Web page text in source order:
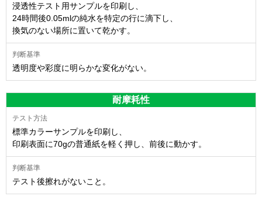
浸透性テスト用サンプルを印刷し、
24時間後0.05mlの純水を特定の行に滴下し、
換気のない場所に置いて乾かす。
透明度や彩度に明らかな変化がない。
耐摩耗性
標準カラーサンプルを印刷し、
印刷表面に70gの普通紙を軽く押し、前後に動かす。
テスト後擦れがないこと。